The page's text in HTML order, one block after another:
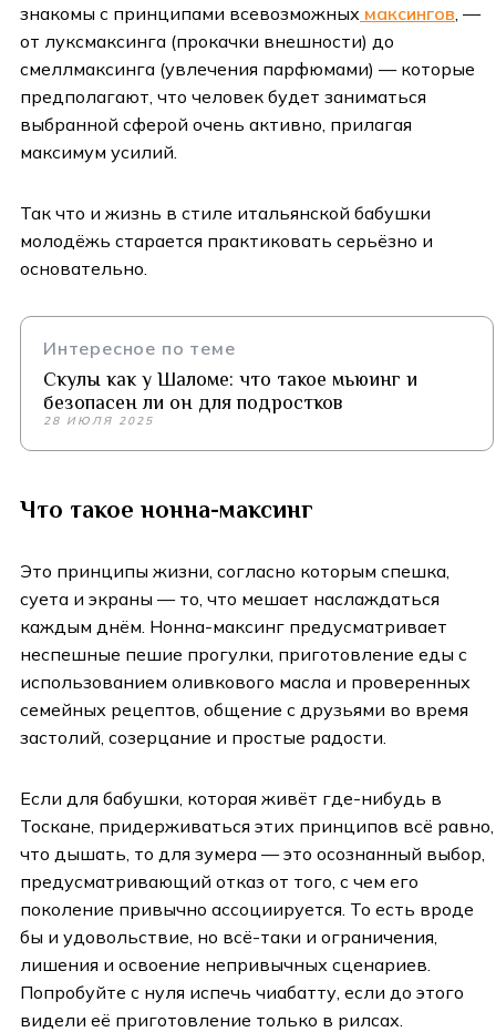
знакомы с принципами всевозможных максингов , —
от луксмаксинга (прокачки внешности) до
смеллмаксинга (увлечения парфюмами) — которые
предполагают, что человек будет заниматься
выбранной сферой очень активно, прилагая
максимум усилий.
Так что и жизнь в стиле итальянской бабушки
молодёжь старается практиковать серьёзно и
основательно.
Интересное по теме
Скулы как у Шаломе: что такое мьюинг и
безопасен ли он для подростков
28 ИЮЛЯ 2025
Что такое нонна-максинг
Это принципы жизни, согласно которым спешка,
суета и экраны — то, что мешает наслаждаться
каждым днём. Нонна-максинг предусматривает
неспешные пешие прогулки, приготовление еды с
использованием оливкового масла и проверенных
семейных рецептов, общение с друзьями во время
застолий, созерцание и простые радости.
Если для бабушки, которая живёт где-нибудь в
Тоскане, придерживаться этих принципов всё равно,
что дышать, то для зумера — это осознанный выбор,
предусматривающий отказ от того, с чем его
поколение привычно ассоциируется. То есть вроде
бы и удовольствие, но всё-таки и ограничения,
лишения и освоение непривычных сценариев.
Попробуйте с нуля испечь чиабатту, если до этого
видели её приготовление только в рилсах.